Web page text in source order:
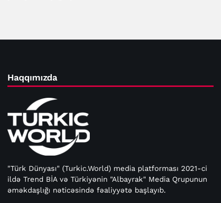
Haqqımızda
"Türk Dünyası" (Turkic.World) media platforması 2021-ci
ildə Trend BİA və Türkiyənin "Albayrak" Media Qrupunun
əməkdaşlığı nəticəsində fəaliyyətə başlayıb.